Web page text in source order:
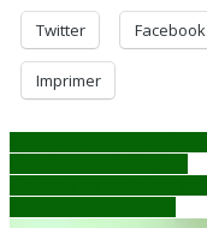
Twitter Facebook
Imprimer
Navigation
de
l’article